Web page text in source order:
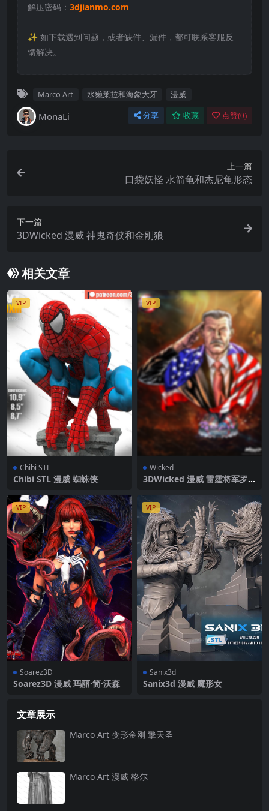
解压密码： 3djianmo.com
✨️ 如下载遇到问题，或者缺件、漏件，都可联系客服反
馈解决。
Marco Art 水獭莱拉和海象大牙 漫威
MonaLi 分享 收藏 点赞(0)
上一篇
口袋妖怪 水箭龟和杰尼龟形态
下一篇
3DWicked 漫威 神鬼奇侠和金刚狼
相关文章
VIP
Chibi STL
Chibi STL 漫威 蜘蛛侠
VIP
Wicked
3DWicked 漫威 雷霆将军罗
VIP
Soarez3D
Soarez3D 漫威 玛丽·简·沃森
VIP
Sanix3d
Sanix3d 漫威 魔形女
文章展示
Marco Art 变形金刚 擎天圣
Marco Art 漫威 格尔